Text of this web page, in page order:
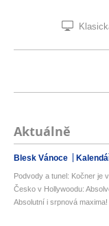
Aktuálně
Blesk Vánoce
Podvody a tunel: Kočner je
Česko v Hollywoodu:
Absolutní i srpnová maxima!